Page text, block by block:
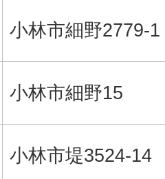
小林市細野2779-1
小林市細野15
小林市堤3524-14